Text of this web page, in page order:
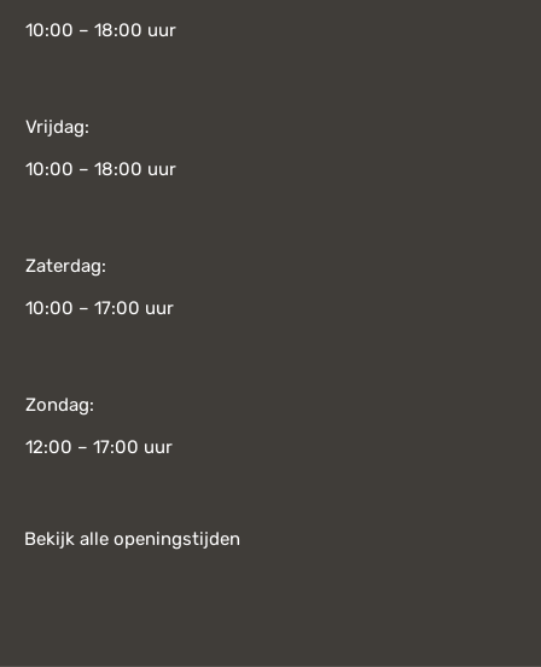
10:00 – 18:00 uur
Vrijdag:
10:00 – 18:00 uur
Zaterdag:
10:00 – 17:00 uur
Zondag:
12:00 – 17:00 uur
Bekijk alle openingstijden